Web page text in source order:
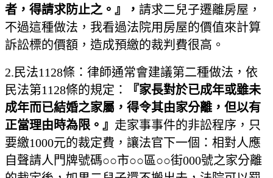
者，得請求防止之。』， 請求二兒子遷離房屋，
不過這種做法，我看過法院用房屋的價值來計算
訴訟標的價額，造成預繳的裁判費很高。
2.民法1128條：律師通常會建議第二種做法，依
民法第1128條的規定：
『家長對於已成年或雖未
成年而已結婚之家屬，得令其由家分離，但以有
正當理由時為限。』 走家事事件的非訟程序，只
要繳1000元的裁定費，讓法官下一個：相對人應
自聲請人門牌號碼○○市○○區○○街000號之家分離